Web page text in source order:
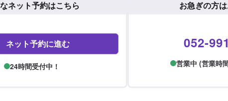
ネット予約はこちら
ネット予約に進む
24時間受付中！
お急ぎの方
052-
営業中 (営業時